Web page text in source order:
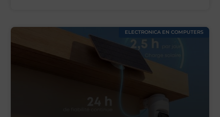
ELECTRONICA EN COMPUTERS